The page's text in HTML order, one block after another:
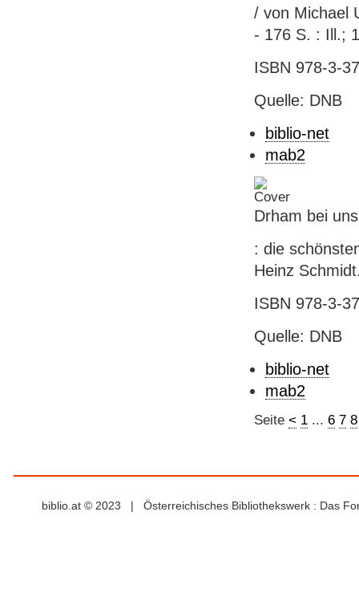
/ von Michael
- 176 S. : Ill.;
ISBN 978-3-
Quelle: DNB
biblio-net
mab2
Drham bei uns
: die
Heinz
ISBN 978-3-
Quelle: DNB
biblio-net
mab2
Seite < 1... 6 7 8
biblio.at © 2023 | Österreichisches Bibliothekswerk : Das